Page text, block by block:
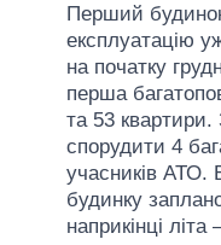
Перший
експлуатацію
на початку
перша
та 53
спорудити 4
учасників АТО.
будинку
наприкінці літа